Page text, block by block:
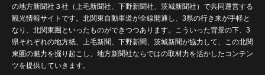
の地方新聞社３社（上毛新聞社、下野新聞社、茨城新聞社）で共同運営する
観光情報サイトです。北関東自動車道が全線開通し、3県の行き来が手軽と
なり、北関東圏といったものができつつあります。こういった背景の下、3
県それぞれの地方紙、上毛新聞、下野新聞、茨城新聞が協力して、この北関
東圏の魅力を掘り起こし、地方新聞社ならではの取材力を活かしたコンテン
ツを提供していきます。